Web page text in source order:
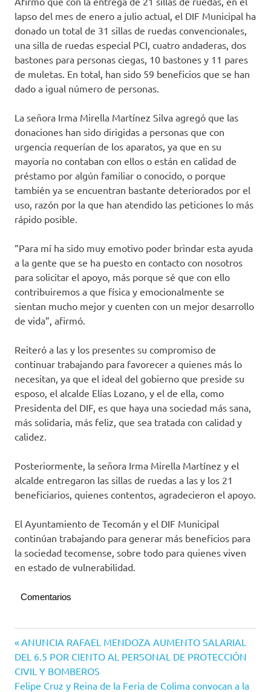
lapso del mes de enero a julio actual, el DIF Municipal ha
donado un total de 31 sillas de ruedas convencionales,
una silla de ruedas especial PCI, cuatro andaderas, dos
bastones para personas ciegas, 10 bastones y 11 pares
de muletas. En total, han sido 59 beneficios que se han
dado a igual número de personas.
La señora Irma Mirella Martínez Silva agregó que las
donaciones han sido dirigidas a personas que con
urgencia requerían de los aparatos, ya que en su
mayoría no contaban con ellos o están en calidad de
préstamo por algún familiar o conocido, o porque
también ya se encuentran bastante deteriorados por el
uso, razón por la que han atendido las peticiones lo más
rápido posible.
“Para mí ha sido muy emotivo poder brindar esta ayuda
a la gente que se ha puesto en contacto con nosotros
para solicitar el apoyo, más porque sé que con ello
contribuiremos a que física y emocionalmente se
sientan mucho mejor y cuenten con un mejor desarrollo
de vida”, afirmó.
Reiteró a las y los presentes su compromiso de
continuar trabajando para favorecer a quienes más lo
necesitan, ya que el ideal del gobierno que preside su
esposo, el alcalde Elías Lozano, y el de ella, como
Presidenta del DIF, es que haya una sociedad más sana,
más solidaria, más feliz, que sea tratada con calidad y
calidez.
Posteriormente, la señora Irma Mirella Martínez y el
alcalde entregaron las sillas de ruedas a las y los 21
beneficiarios, quienes contentos, agradecieron el apoyo.
El Ayuntamiento de Tecomán y el DIF Municipal
continúan trabajando para generar más beneficios para
la sociedad tecomense, sobre todo para quienes viven
en estado de vulnerabilidad.
Comentarios
Navegación
de
entradas
Entrada
anterior:
ANUNCIA RAFAEL MENDOZA AUMENTO SALARIAL
DEL 6.5 POR CIENTO AL PERSONAL DE PROTECCIÓN
CIVIL Y BOMBEROS
Siguiente
Felipe Cruz y Reina de la Feria de Colima convocan a la